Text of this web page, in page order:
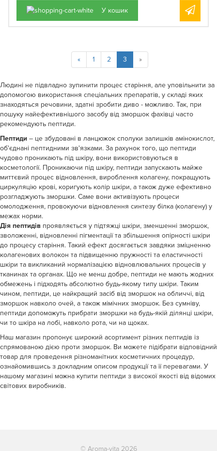
У кошик
« 1 2 3 »
Людині не підвладно зупинити процес старіння, але уповільнити за
допомогою використання спеціальних препаратів, у складі яких
знаходяться речовини, здатні зробити диво - можливо. Так, при
пошуку найефективнішого засобу від зморшок фахівці часто
рекомендують пептиди.
Пептиди – це збудовані в ланцюжок сполуки залишків амінокислот,
об'єднані пептидними зв'язками. За рахунок того, що пептиди
чудово проникають під шкіру, вони використовуються в
косметології. Проникаючи під шкіру, пептиди запускають майже
миттєвий процес відновлення, вироблення колагену, покращують
циркуляцію крові, коригують колір шкіри, а також дуже ефективно
розгладжують зморшки. Саме вони активізують процеси
омолодження, провокуючи відновлення синтезу білка (колагену) у
межах норми.
Дія пептидів проявляється у підтяжці шкіри, зменшенні зморшок,
зволоженні, відновленні пігментації та збільшення опірності шкіри
до процесу старіння. Такий ефект досягається завдяки зміцненню
колагенових волокон та підвищенню пружності та еластичності
шкіри та викликаний нормалізацією відновлювальних процесів у
тканинах та органах. Що не менш добре, пептиди не мають жодних
обмежень і підходять абсолютно будь-якому типу шкіри. Таким
чином, пептиди, це найкращий засіб від зморшок на обличчі, від
зморшок навколо очей, а також мімічних зморшок. Без сумніву,
пептиди допоможуть прибрати зморшки на будь-якій ділянці шкіри,
чи то шкіра на лобі, навколо рота, чи на щоках.
Наш магазин пропонує широкий асортимент різних пептидів із
спрямованою дією проти зморшок. Ви можете підібрати відповідний
товар для проведення різноманітних косметичних процедур,
ознайомившись з докладним описом продукції та її перевагами. У
нашому магазині можна купити пептиди з високої якості від відомих
світових виробників.
© Aroma-vita 2026